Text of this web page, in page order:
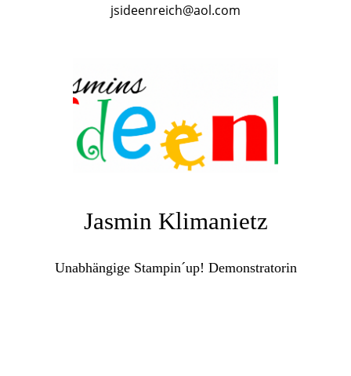
jsideenreich@aol.com
Jasmin Klimanietz
Unabhängige Stampin´up! Demonstratorin